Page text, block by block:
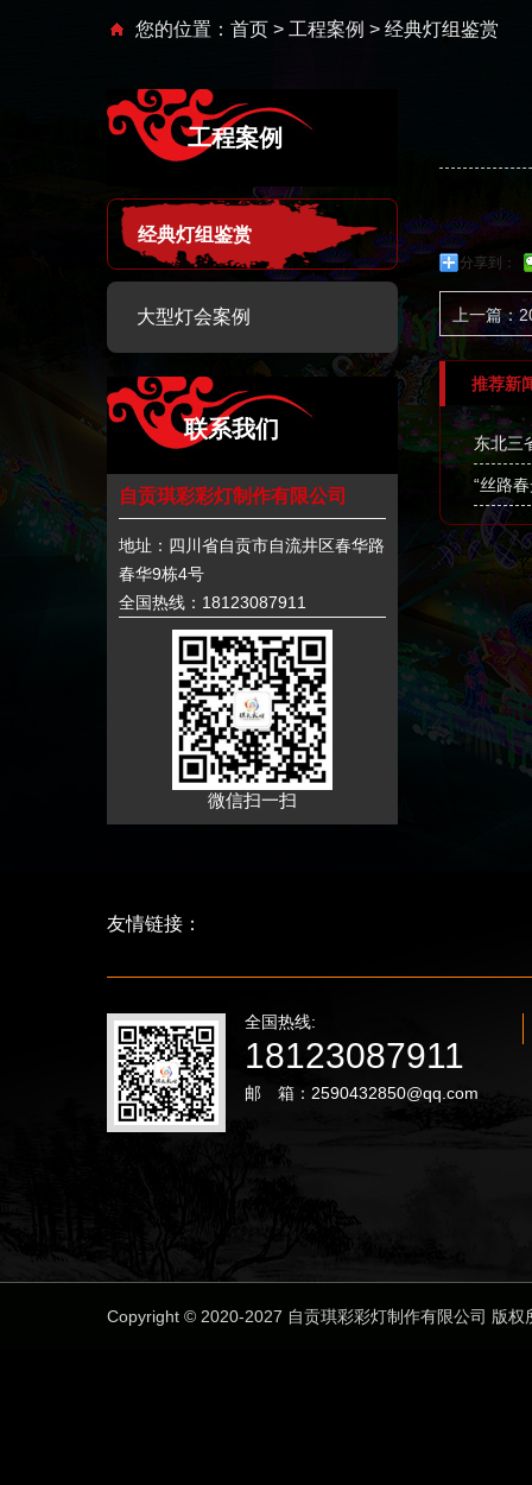
您的位置： 首页 > 工程案例 > 经典灯组鉴赏
工程案例
经典灯组鉴赏
大型灯会案例
联系我们
自贡琪彩彩灯制作有限公司
地址：四川省自贡市自流井区春华路
春华9栋4号
全国热线：18123087911
微信扫一扫
分享到：
上一篇：
推荐新
东北三
“丝路
友情链接：
全国热线:
18123087911
邮 箱：2590432850@qq.com
Copyright © 2020-2027 自贡琪彩彩灯制作有限公司 版